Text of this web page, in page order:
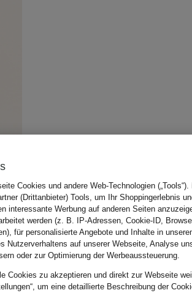
Cookies und andere Web-Technologien
(Drittanbieter) Tools, um Ihr Shoppingerlebnis
interessante Werbung auf anderen Seiten
werden (z. B. IP-Adressen, Cookie-ID,
für personalisierte Angebote und Inhalte in
Nutzerverhaltens auf unserer Webseite, Analyse
oder zur Optimierung der Werbeaussteuerung.
Cookies zu akzeptieren und direkt zur Webseite
um eine detaillierte Beschreibung der